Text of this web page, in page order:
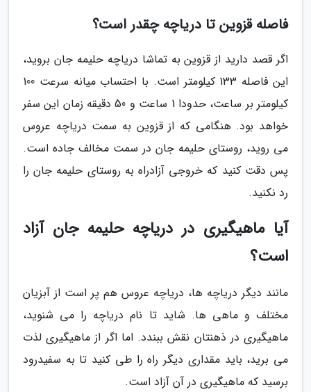
فاصله قزوین تا دریاچه چقدر است؟
اگر قصد دارید از قزوین به تماشا دریاچه حلیمه جان بروید،
این فاصله 133 کیلومتر است. با احتساب میانه سرعت 100
کیلومتر بر ساعت، حدودا 1 ساعت و 50 دقیقه زمان این سفر
خواهد بود. هنگامی که از قزوین به سمت دریاچه عروس
می روید، روستای حلیمه جان در سمت مخالف جاده است.
پس دقت کنید که خروجی آزادراه به روستای حلیمه جان را
رد نکنید.
آیا ماهیگیری در دریاچه حلیمه جان آزاد
است؟
مانند دیگر دریاچه ها، دریاچه عروس هم پر است از آبزیان
مختلف و ماهی ها. شاید تا نام دریاچه را می شنوید،
ماهیگیری در ذهنتان نقش ببندد. اما اگر از ماهیگیری لذت
می برید، باید مقداری دیگر راه را طی کنید تا به سفیدرود
برسید که ماهیگیری در آن آزاد است.